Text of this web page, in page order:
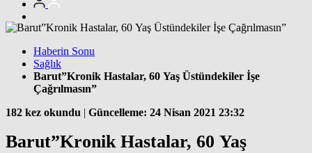
Haberin Sonu
Sağlık
Barut”Kronik Hastalar, 60 Yaş Üstündekiler İşe
Çağrılmasın”
182 kez okundu | Güncelleme: 24 Nisan 2021 23:32
Barut”Kronik Hastalar, 60 Yaş